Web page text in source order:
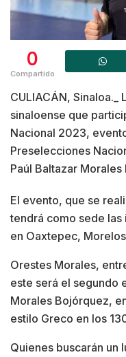
0
Compartido
CULIACÁN,
sinaloense que
Nacional 2023,
Preselecciones
Paúl Baltazar
El evento, que se
tendrá como sede las
en Oaxtepec,
Orestes Morales,
este será el segundo
Morales Bojórquez,
estilo Greco en los
Quienes buscarán un